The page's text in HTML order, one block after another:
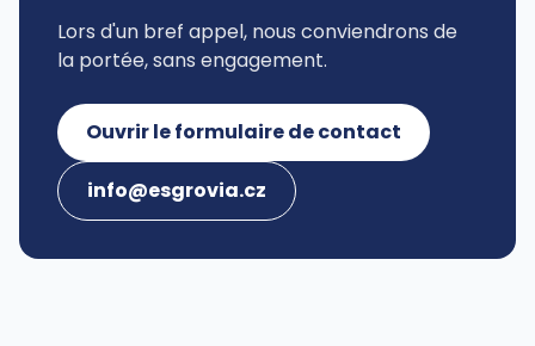
Lors d'un bref appel, nous conviendrons de
la portée, sans engagement.
Ouvrir le formulaire de contact
info@esgrovia.cz